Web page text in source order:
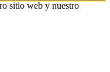
sitio web y nuestro